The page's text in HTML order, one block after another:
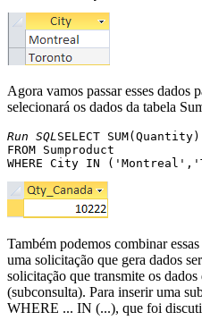
Agora vamos passar esses dados
selecionará os dados da tabela
Run SQL SELECT
FROM Sumproduct
Também podemos combinar
uma solicitação que gera dados
solicitação que transmite os
(subconsulta). Para inserir uma
WHERE ... IN (...), que foi